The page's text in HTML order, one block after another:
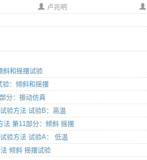
卢兆明
斜和摇摆试验
：倾斜和摇摆
分：振动仿真
验方法 试验B：高温
法 第11部分：倾斜 摇摆
验方法 试验A： 低温
倾斜 摇摆试验